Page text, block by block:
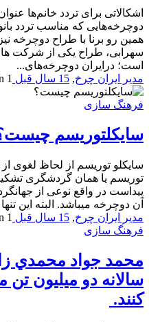
اشکالاتی برای تردد خانم‌ها
دوچرخه‌هایی که مناسب تردد
همین رو برنا با طراح
سهرابی، طراح یکی از شرکت
است؛ درایران دوچرخه‌های...
مدیر ایران چرخ, 15 سال قبل 1 min
فرهنگ سازی
سايكلتوريسم
سایکلو توریسم از لحاظ لغوی
توریسم یا همان گردشگری
پیداست در واقع نوعی از
آن دوچرخه میباشد. البته این
مدیر ایران چرخ, 15 سال قبل 1 min
فرهنگ سازی
محمد جواد محمدي
سالانه دو ميليون تن
كنند.